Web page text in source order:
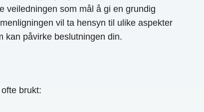
veiledningen som mål å gi en grundig
vil ta hensyn til ulike aspekter
kan påvirke beslutningen din.
brukt: